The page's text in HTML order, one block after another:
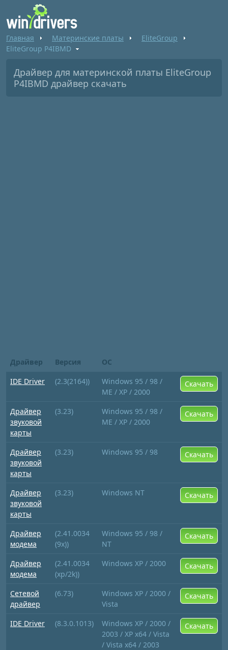
Главная Материнские платы
EliteGroup
EliteGroup P4IBMD
Драйвер для материнской платы EliteGroup
P4IBMD драйвер скачать
Драйвер Версия
ОС
IDE Driver
(2.3(2164))
Windows 95 / 98 /
ME / XP / 2000
Скачать
Драйвер
звуковой
карты
(3.23)
Windows 95 / 98 /
ME / XP / 2000
Скачать
Драйвер
звуковой
карты
(3.23) Windows 95 / 98 Скачать
Драйвер
звуковой
карты
(3.23) Windows NT Скачать
Драйвер
модема
(2.41.0034
(9x))
Windows 95 / 98 /
NT
Скачать
Драйвер
модема
(2.41.0034
(xp/2k))
Windows XP / 2000 Скачать
Сетевой
драйвер
(6.73)
Windows XP / 2000 /
Vista
Скачать
IDE Driver (8.3.0.1013)
Windows XP / 2000 /
2003 / XP x64 / Vista
/ Vista x64 / 2003
Скачать